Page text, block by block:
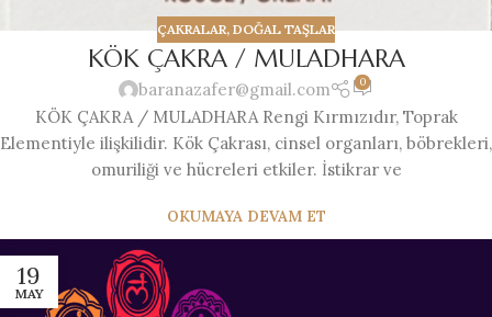
ÇAKRALAR, DOĞAL TAŞLAR
KÖK ÇAKRA / MULADHARA
baranazafer@gmail.com 0
KÖK ÇAKRA / MULADHARA Rengi Kırmızıdır, Toprak
Elementiyle ilişkilidir. Kök Çakrası, cinsel organları, böbrekleri,
omuriliği ve hücreleri etkiler. İstikrar ve
OKUMAYA DEVAM ET
19
MAY